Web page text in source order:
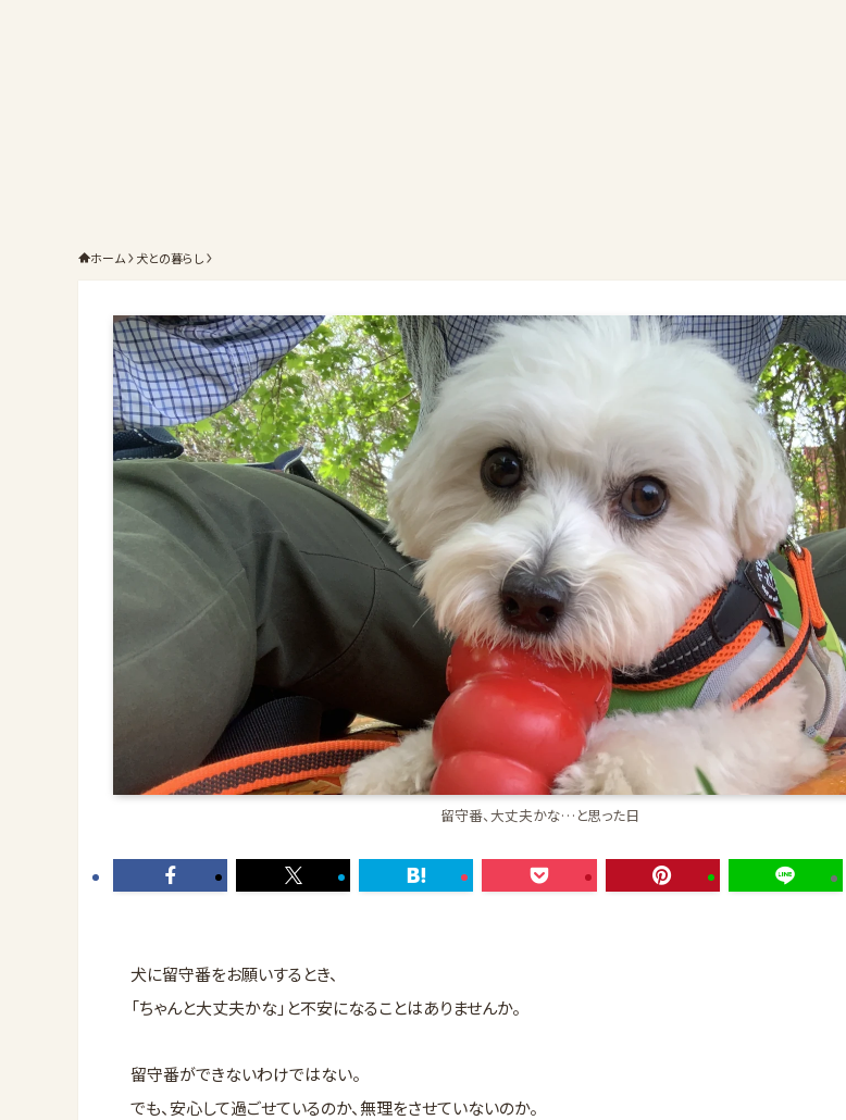
ホーム 犬との暮らし
留守番、大丈夫かな…と思った日
犬に留守番をお願いするとき、
「ちゃんと大丈夫かな」と不安になることはありませんか。
留守番ができないわけではない。
でも、安心して過ごせているのか、無理をさせていないのか。